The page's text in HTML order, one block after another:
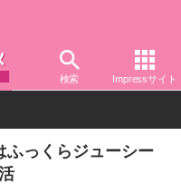
検索 Impressサイト
ふっくらジューシー